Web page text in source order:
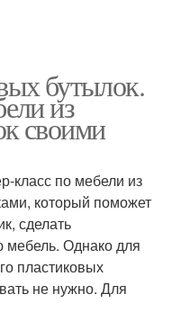
бутылок.
из
своими
класс по мебели из
который поможет
сделать
мебель. Однако для
пластиковых
не нужно. Для